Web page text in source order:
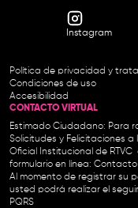
Instagram
Política de privacidad y
Condiciones de uso
Accesibilidad
CONTACTO VIRTUAL
Estimado Ciudadano: Para
Solicitudes y Felicitaciones
Oficial Institucional de RTVC
formulario en línea: Contacto
Al momento de registrar su
usted podrá realizar el
PQRS